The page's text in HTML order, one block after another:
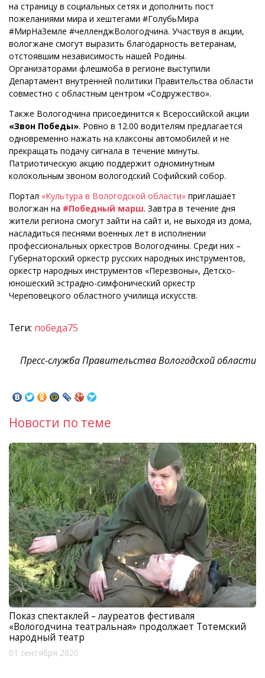
на страницу в социальных сетях и дополнить пост
пожеланиями мира и хештегами #ГолубьМира
#МирНаЗемле #челленджВологодчина. Участвуя в акции,
вологжане смогут выразить благодарность ветеранам,
отстоявшим независимость нашей Родины.
Организаторами флешмоба в регионе выступили
Департамент внутренней политики Правительства области
совместно с областным центром «Содружество».
Также Вологодчина присоединится к Всероссийской акции
«Звон Победы». Ровно в 12.00 водителям предлагается
одновременно нажать на клаксоны автомобилей и не
прекращать подачу сигнала в течение минуты.
Патриотическую акцию поддержит одноминутным
колокольным звоном вологодский Софийский собор.
Портал «Культура в Вологодской области» приглашает
вологжан на #Победный марш. Завтра в течение дня
жители региона смогут зайти на сайт и, не выходя из дома,
насладиться песнями военных лет в исполнении
профессиональных оркестров Вологодчины. Среди них –
Губернаторский оркестр русских народных инструментов,
оркестр народных инструментов «Перезвоны», Детско-
юношеский эстрадно-симфонический оркестр
Череповецкого областного училища искусств.
Теги: победа75
Пресс-служба Правительства Вологодской области
Новости по теме
Показ спектаклей – лауреатов фестиваля
«Вологодчина театральная» продолжает Тотемский
народный театр
01 сентября 2020